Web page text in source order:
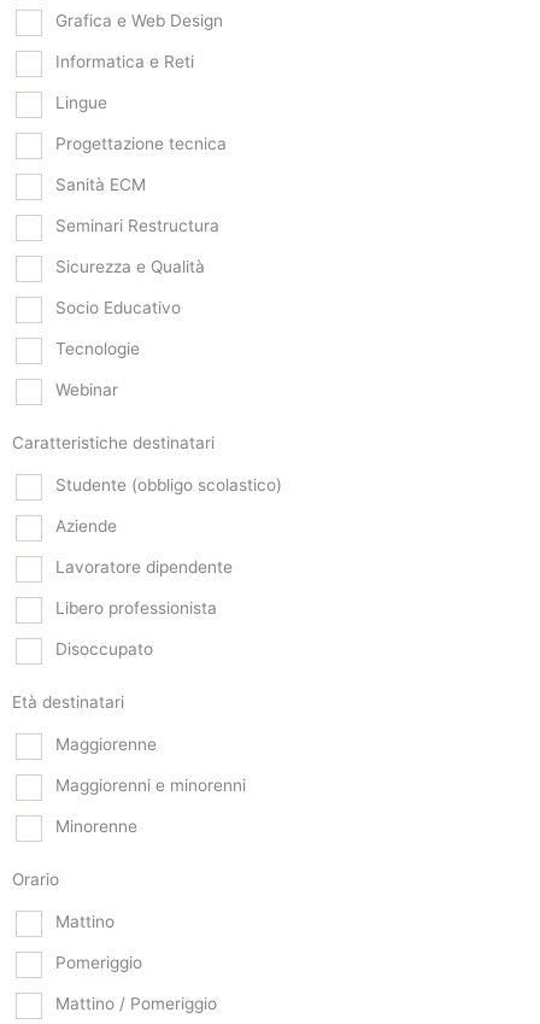
Grafica e Web Design
Informatica e Reti
Lingue
Progettazione tecnica
Sanità ECM
Seminari Restructura
Sicurezza e Qualità
Socio Educativo
Tecnologie
Webinar
Caratteristiche destinatari
Studente (obbligo scolastico)
Aziende
Lavoratore dipendente
Libero professionista
Disoccupato
Età destinatari
Maggiorenne
Maggiorenni e minorenni
Minorenne
Orario
Mattino
Pomeriggio
Mattino / Pomeriggio